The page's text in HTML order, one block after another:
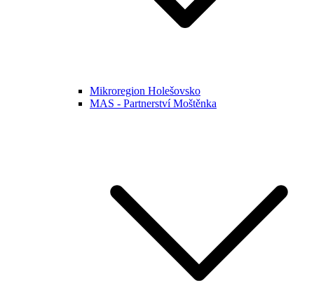
Mikroregion Holešovsko
MAS - Partnerství Moštěnka